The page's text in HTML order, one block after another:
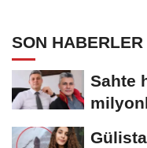
SON HABERLER
Sahte